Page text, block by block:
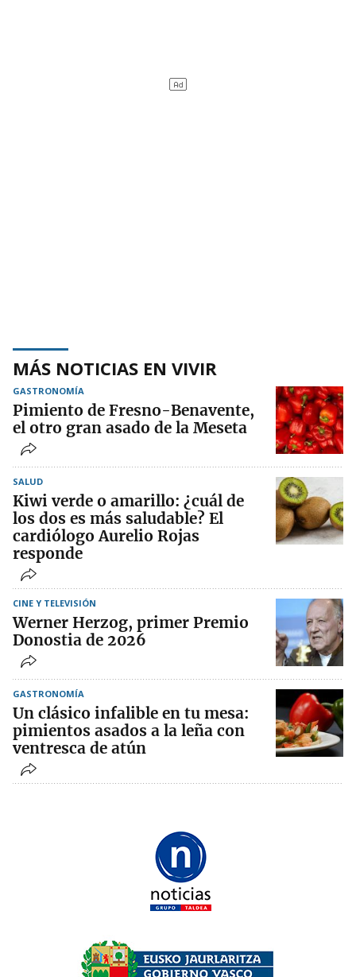
MÁS NOTICIAS EN VIVIR
GASTRONOMÍA
Pimiento de Fresno-Benavente,
el otro gran asado de la Meseta
SALUD
Kiwi verde o amarillo: ¿cuál de
los dos es más saludable? El
cardiólogo Aurelio Rojas
responde
CINE Y TELEVISIÓN
Werner Herzog, primer Premio
Donostia de 2026
GASTRONOMÍA
Un clásico infalible en tu mesa:
pimientos asados a la leña con
ventresca de atún